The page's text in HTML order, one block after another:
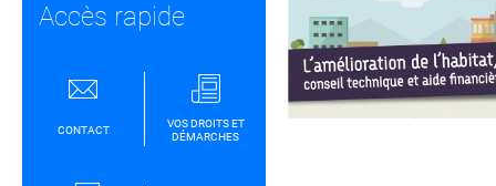
Accès rapide
CONTACT
VOS DROITS ET
DÉMARCHES